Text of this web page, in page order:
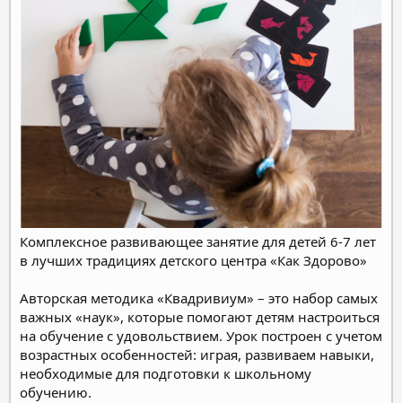
Комплексное развивающее занятие для детей 6‑7 лет
в лучших традициях детского центра «Как Здорово»
Авторская методика «Квадривиум» – это набор самых
важных «наук», которые помогают детям настроиться
на обучение с удовольствием. Урок построен с учетом
возрастных особенностей: играя, развиваем навыки,
необходимые для подготовки к школьному
обучению.